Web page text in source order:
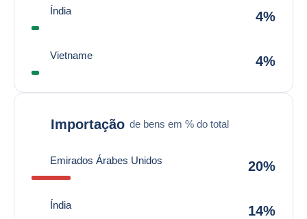
Índia 4%
Vietname 4%
Importação de bens em % do total
Emirados Árabes Unidos 20%
Índia 14%